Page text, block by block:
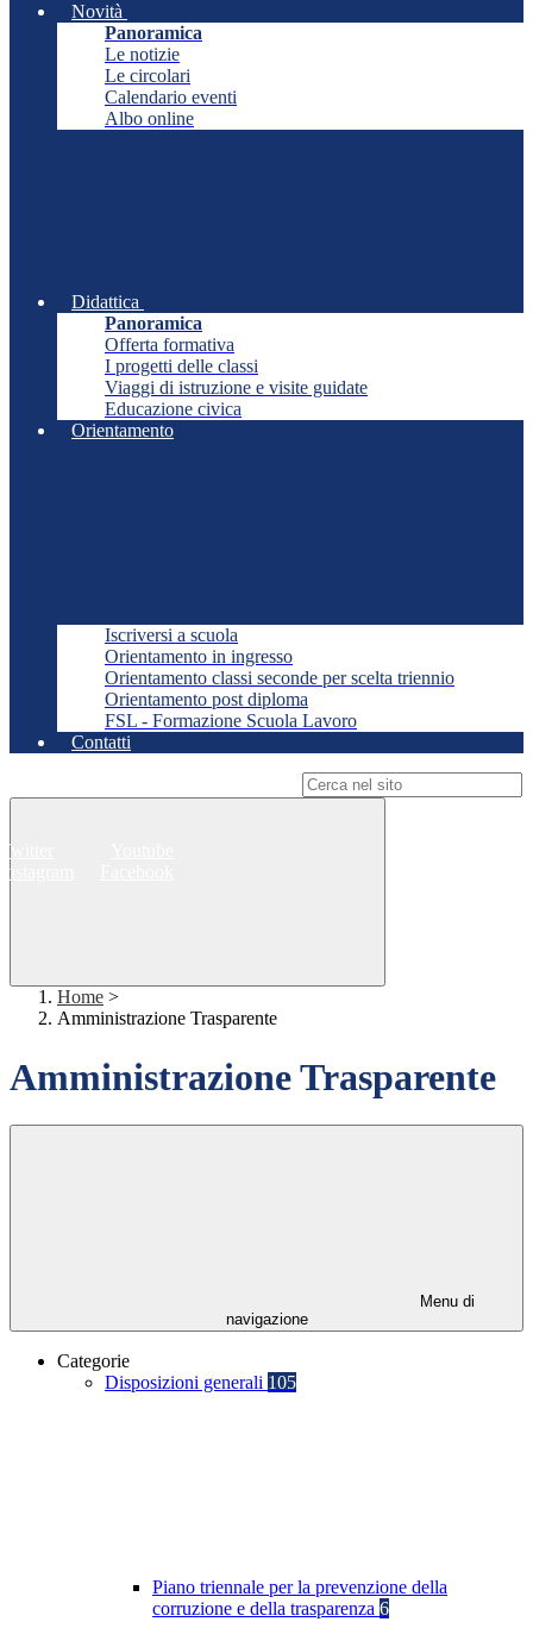
Novità
Panoramica
Le notizie
Le circolari
Calendario eventi
Albo online
Didattica
Panoramica
Offerta formativa
I progetti delle classi
Viaggi di istruzione e visite guidate
Educazione civica
Orientamento
Iscriversi a scuola
Orientamento in ingresso
Orientamento classi seconde per scelta triennio
Orientamento post diploma
FSL - Formazione Scuola Lavoro
Contatti
Twitter
Instagram
Home >
Amministrazione Trasparente
Amministrazione Trasparente
Menu di
navigazione
Categorie
Disposizioni generali 105
Piano triennale per la prevenzione della
corruzione e della trasparenza 6